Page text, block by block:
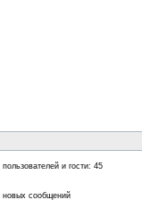
и гости: 45
новых сообщений